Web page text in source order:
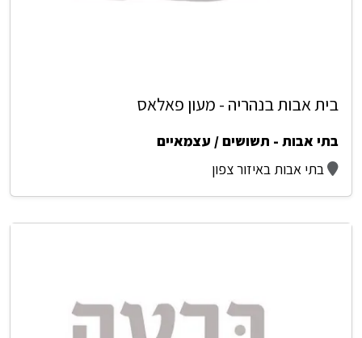
בית אבות בנהריה - מעון פאלאס
בתי אבות - תשושים / עצמאיים
בתי אבות באיזור צפון